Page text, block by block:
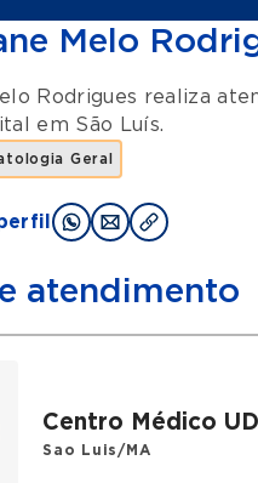
Melo
Rodrigues realiza
em São Luís.
Geral
atendimento
Centro Médico UDI
Sao Luis/MA